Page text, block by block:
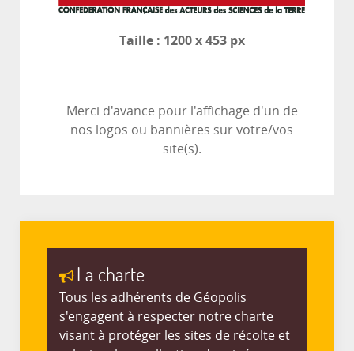
Taille : 1200 x 453 px
Merci d'avance pour l'affichage d'un de
nos logos ou bannières sur votre/vos
site(s).
La charte
Tous les adhérents de Géopolis
s'engagent à respecter notre charte
visant à protéger les sites de récolte et